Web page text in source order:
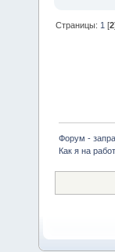
Страницы: 1 [2
Форум -
Как я на